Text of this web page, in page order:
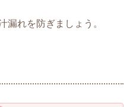
漏れを防ぎましょう。